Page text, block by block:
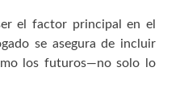
el factor principal en el
se asegura de incluir
los futuros—no solo lo